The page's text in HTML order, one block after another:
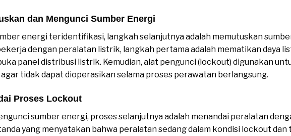
dan Mengunci Sumber Energi
energi teridentifikasi, langkah selanjutnya adalah memutuskan
dengan peralatan listrik, langkah pertama adalah mematikan daya
panel distribusi listrik. Kemudian, alat pengunci (lockout) digunakan
tidak dapat dioperasikan selama proses perawatan berlangsung.
Proses Lockout
sumber energi, proses selanjutnya adalah menandai peralatan
yang menyatakan bahwa peralatan sedang dalam kondisi lockout